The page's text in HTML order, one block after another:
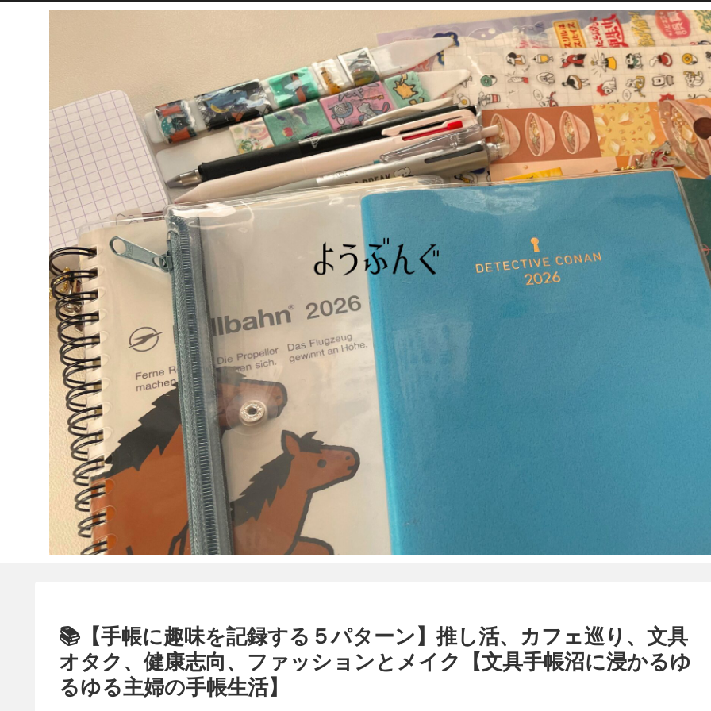
📚【手帳に趣味を記録する５パターン】推し活、カフェ巡り、文具
オタク、健康志向、ファッションとメイク【文具手帳沼に浸かるゆ
るゆる主婦の手帳生活】